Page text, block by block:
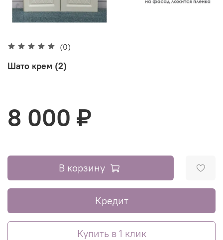
(0)
Шато крем (2)
8 000 ₽
В корзину
Кредит
Купить в 1 клик